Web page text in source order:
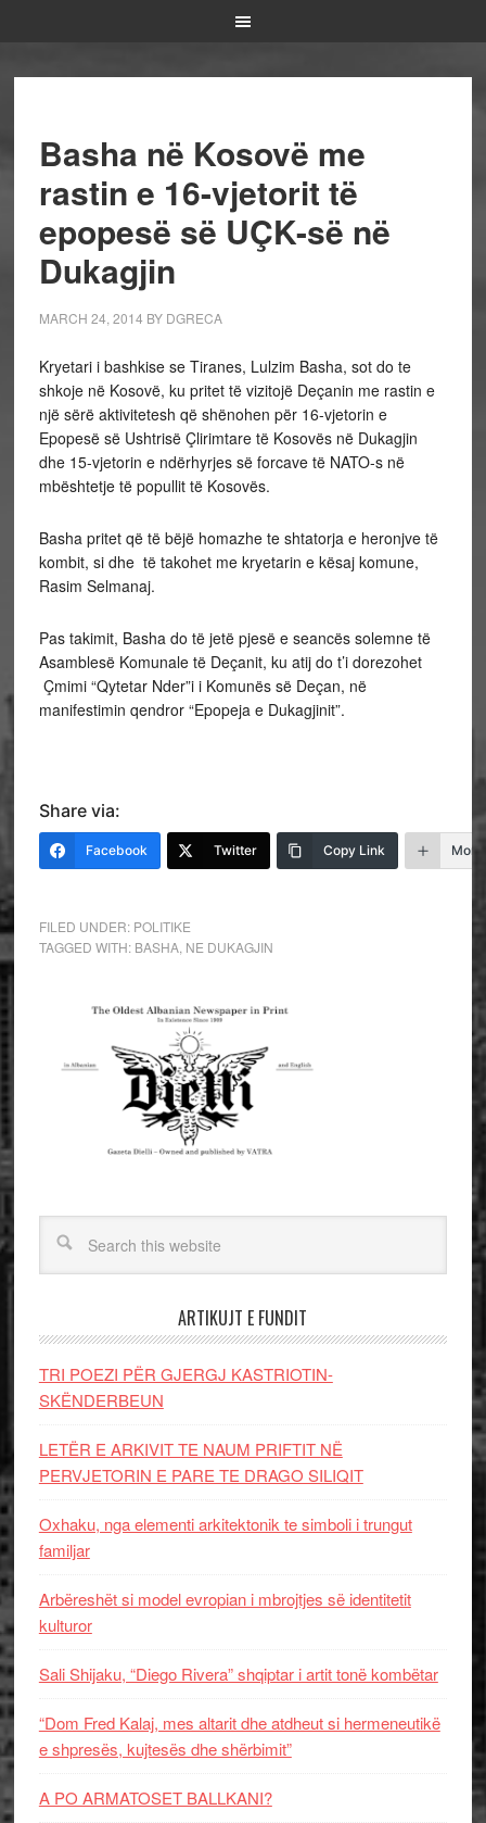
Basha në Kosovë me
rastin e 16-vjetorit të
epopesë së UÇK-së në
Dukagjin
MARCH 24, 2014 BY DGRECA
Kryetari i bashkise se Tiranes, Lulzim Basha, sot do te
shkoje në Kosovë, ku pritet të vizitojë Deçanin me rastin e
një sërë aktivitetesh që shënohen për 16-vjetorin e
Epopesë së Ushtrisë Çlirimtare të Kosovës në Dukagjin
dhe 15-vjetorin e ndërhyrjes së forcave të NATO-s në
mbështetje të popullit të Kosovës.
Basha pritet që të bëjë homazhe te shtatorja e heronjve të
kombit, si dhe të takohet me kryetarin e kësaj komune,
Rasim Selmanaj.
Pas takimit, Basha do të jetë pjesë e seancës solemne të
Asamblesë Komunale të Deçanit, ku atij do t’i dorezohet
Çmimi “Qytetar Nder”i i Komunës së Deçan, në
manifestimin qendror “Epopeja e Dukagjinit”.
Share via:
Facebook Twitter Copy Link More
FILED UNDER: POLITIKE
TAGGED WITH: BASHA, NE DUKAGJIN
ARTIKUJT E FUNDIT
TRI POEZI PËR GJERGJ KASTRIOTIN-
SKËNDERBEUN
LETËR E ARKIVIT TE NAUM PRIFTIT NË
PERVJETORIN E PARE TE DRAGO SILIQIT
Oxhaku, nga elementi arkitektonik te simboli i trungut
familjar
Arbëreshët si model evropian i mbrojtjes së identitetit
kulturor
Sali Shijaku, “Diego Rivera” shqiptar i artit tonë kombëtar
“Dom Fred Kalaj, mes altarit dhe atdheut si hermeneutikë
e shpresës, kujtesës dhe shërbimit”
A PO ARMATOSET BALLKANI?